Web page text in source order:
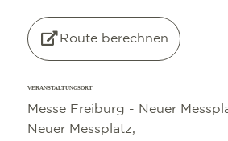
Route berechnen
VERANSTALTUNGSORT
Messe Freiburg - Neuer
Neuer Messplatz,